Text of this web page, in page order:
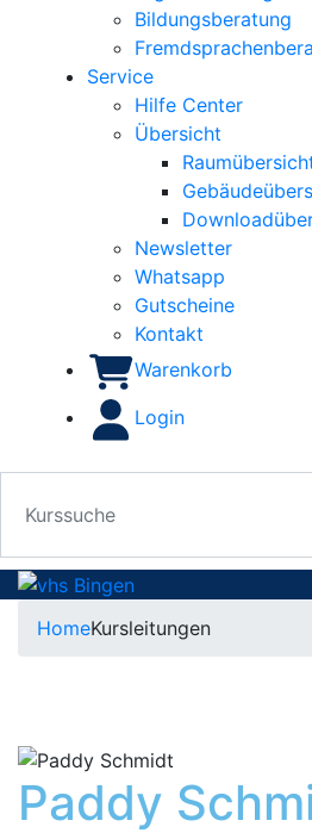
Bildungsberatung
Service
Hilfe Center
Übersicht
Newsletter
Whatsapp
Gutscheine
Kontakt
Warenkorb
Login
HomeKursleitungen
Paddy